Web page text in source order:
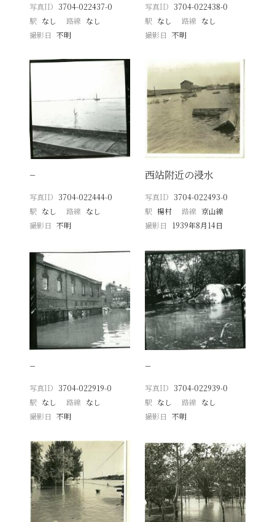
写真ID 3704-022437-0
駅 なし 路線 なし
撮影日
不明
写真ID 3704-022438-0
駅 なし 路線 なし
撮影日 不明
−
写真ID 3704-022444-0
駅 なし 路線 なし
撮影日
不明
西站附近の浸水
写真ID 3704-022493-0
駅 楊村 路線 京山線
撮影日
1939年8月14日
−
写真ID 3704-022919-0
駅 なし 路線 なし
撮影日
不明
−
写真ID 3704-022939-0
駅 なし 路線 なし
撮影日 不明